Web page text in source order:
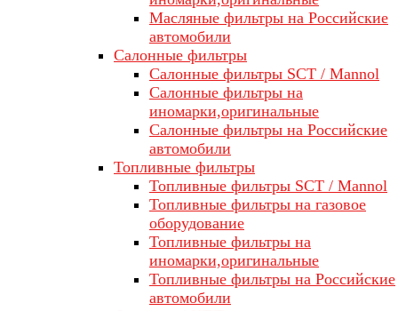
Масляные фильтры на Российские
автомобили
Салонные фильтры
Салонные фильтры SCT / Mannol
Салонные фильтры на
иномарки,оригинальные
Салонные фильтры на Российские
автомобили
Топливные фильтры
Топливные фильтры SCT / Mannol
Топливные фильтры на газовое
оборудование
Топливные фильтры на
иномарки,оригинальные
Топливные фильтры на Российские
автомобили